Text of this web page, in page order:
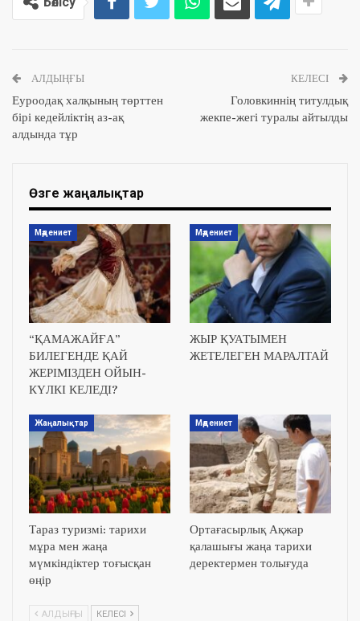
АЛДЫҢҒЫ
Еуроодақ халқының төрттен
бірі кедейліктің аз-ақ
алдында тұр
КЕЛЕСІ
Головкиннің титулдық
жекпе-жегі туралы айтылды
Өзге жаңалықтар
Мәдениет
“ҚАМАЖАЙҒА”
БИЛЕГЕНДЕ ҚАЙ
ЖЕРІМІЗДЕН ОЙЫН-
КҮЛКІ КЕЛЕДІ?
Мәдениет
ЖЫР ҚУАТЫМЕН
ЖЕТЕЛЕГЕН МАРАЛТАЙ
Жаңалықтар
Тараз туризмі: тарихи
мұра мен жаңа
мүмкіндіктер тоғысқан
өңір
Мәдениет
Ортағасырлық Ақжар
қалашығы жаңа тарихи
деректермен толығуда
АЛДЫҢҒЫ КЕЛЕСІ